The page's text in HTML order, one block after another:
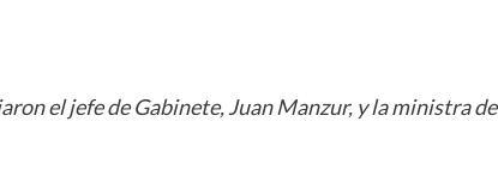
el jefe de Gabinete, Juan Manzur, y la ministra de